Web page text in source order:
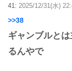
41: 2025/12/31(水)
>>38
ギャンブルと
るんやで